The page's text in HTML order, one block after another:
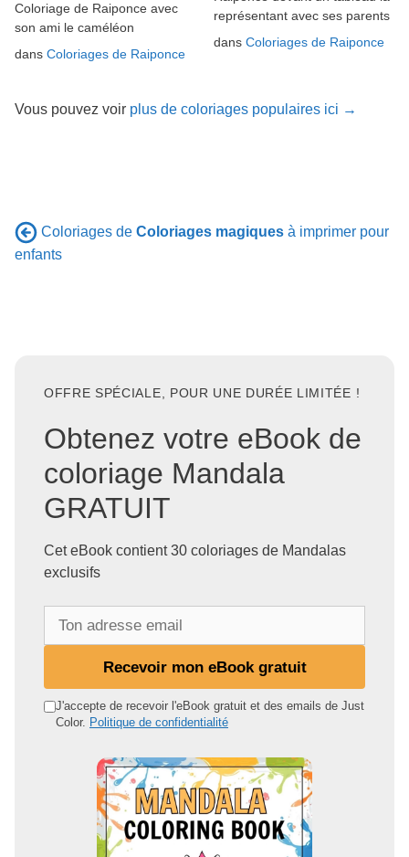
Coloriage de Raiponce avec
son ami le caméléon
dans Coloriages de Raiponce
représentant avec ses parents
dans Coloriages de Raiponce
Vous pouvez voir plus de coloriages populaires ici →
Coloriages de Coloriages magiques à imprimer pour
enfants
OFFRE SPÉCIALE, POUR UNE DURÉE LIMITÉE !
Obtenez votre eBook de
coloriage Mandala
GRATUIT
Cet eBook contient 30 coloriages de Mandalas
exclusifs
d
Recevoir mon eBook gratuit
J'accepte de recevoir l'eBook gratuit et des emails de Just
Color. Politique de confidentialité